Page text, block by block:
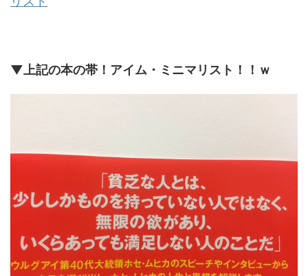
▼上記の本の帯！アイム・ミニマリスト！！ｗ